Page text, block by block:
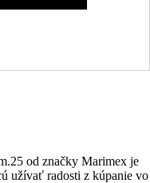
od značky Marimex je
užívať radosti z kúpanie vo